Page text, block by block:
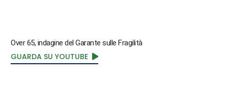
Over 65, indagine del Garante sulle Fragilità
GUARDA SU YOUTUBE